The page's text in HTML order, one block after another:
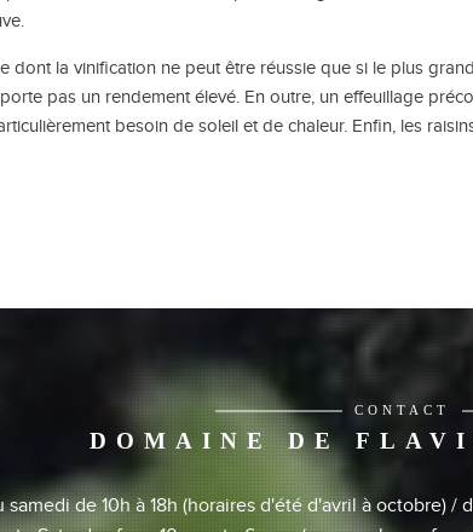
dont la vinification ne peut être réussie que si le plus
pas un rendement élevé. En outre, un effeuillage
besoin de soleil et de chaleur. Enfin, les
CONTACT
DOMAINE DE
de 10h à 18h (horaires d'été d'avril à octobre)